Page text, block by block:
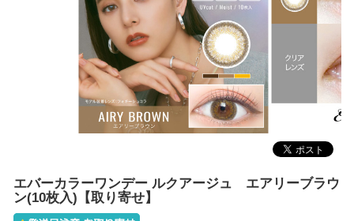
エバーカラーワンデー ルクアージュ エアリーブラウ
ン(10枚入)【取り寄せ】